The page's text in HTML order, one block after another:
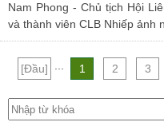
Nam Phong - Chủ tịch Hội
và thành viên CLB Nhiếp ảnh
[Đầu] 1 2 3